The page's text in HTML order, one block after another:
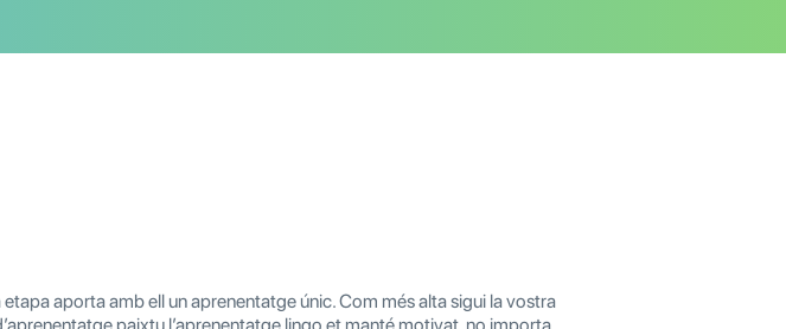
aporta amb ell un aprenentatge únic. Com més alta sigui la vostra
paixtu l’aprenentatge lingo et manté motivat, no importa